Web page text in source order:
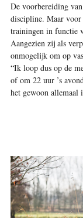
De voorbereiding
discipline. Maar
trainingen in functie
Aangezien zij als
onmogelijk om op
“Ik loop dus op de
of om 22 uur ’s
het gewoon allemaal